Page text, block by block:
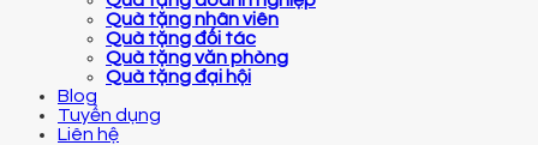
Quà tặng nhân viên
Quà tặng đối tác
Quà tặng văn phòng
Quà tặng đại hội
Blog
Tuyển dụng
Liên hệ